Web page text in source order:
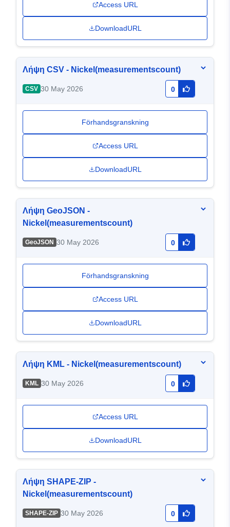
Access URL
DownloadURL
Λήψη CSV - Nickel(measurementscount)
CSV 30 May 2026 0
Förhandsgranskning
Access URL
DownloadURL
Λήψη GeoJSON -
Nickel(measurementscount)
GeoJSON 30 May 2026 0
Förhandsgranskning
Access URL
DownloadURL
Λήψη KML - Nickel(measurementscount)
KML 30 May 2026 0
Access URL
DownloadURL
Λήψη SHAPE-ZIP -
Nickel(measurementscount)
SHAPE-ZIP 30 May 2026 0